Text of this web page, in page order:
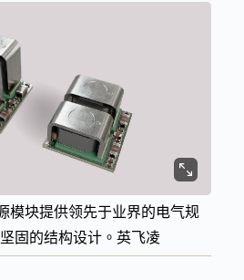
模块提供领先于业界的电气规
固的结构设计。英飞凌